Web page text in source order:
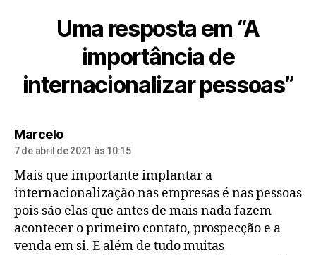
Uma resposta em “A
importância de
internacionalizar pessoas”
Marcelo
7 de abril de 2021 às 10:15
Mais que importante implantar a
internacionalização nas empresas é nas pessoas
pois são elas que antes de mais nada fazem
acontecer o primeiro contato, prospecção e a
venda em si. E além de tudo muitas